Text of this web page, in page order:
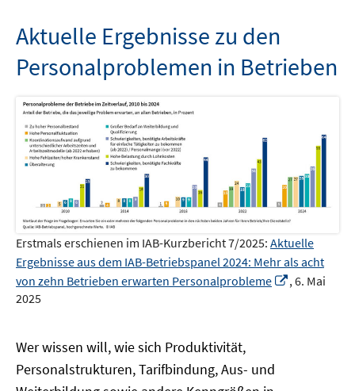
n
s
t
e
r
ö
e
n
e
m
F
e
ö
f
f
n
e
Aktuelle Ergebnisse zu den
Personalproblemen in Betrieben
Erstmals erschienen im IAB-Kurzbericht 7/2025: Aktuelle
Ergebnisse aus dem IAB-Betriebspanel 2024: Mehr als acht
von zehn Betrieben erwarten Personalprobleme
In
, 6. Mai
2025
Wer wissen will, wie sich Produktivität,
Personalstrukturen, Tarifbindung, Aus- und